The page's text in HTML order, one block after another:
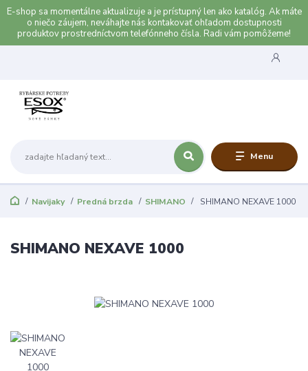
E-shop sa momentálne aktualizuje a je prístupný len ako katalóg. Ak máte
o niečo záujem, neváhajte nás kontakovať ohľadom dostupnosti
produktov prostredníctvom telefónneho čísla. Radi vám pomôžeme!
Menu
Navijaky Predná brzda SHIMANO SHIMANO NEXAVE 1000
SHIMANO NEXAVE 1000